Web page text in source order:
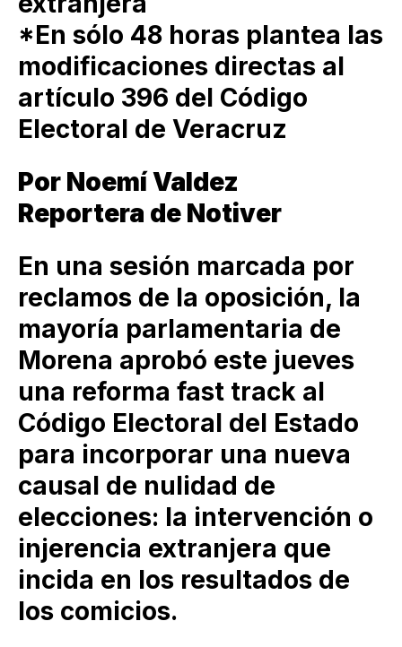
*En sólo 48 horas plantea las
modificaciones directas al
artículo 396 del Código
Electoral de Veracruz
Por Noemí Valdez
Reportera de Notiver
En una sesión marcada por
reclamos de la oposición, la
mayoría parlamentaria de
Morena aprobó este jueves
una reforma fast track al
Código Electoral del Estado
para incorporar una nueva
causal de nulidad de
elecciones: la intervención o
injerencia extranjera que
incida en los resultados de
los comicios.